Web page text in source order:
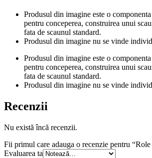
Produsul din imagine este o componenta
pentru conceperea, construirea unui
fata de scaunul standard.
Produsul din imagine nu se vinde
Produsul din imagine este o componenta
pentru conceperea, construirea unui
fata de scaunul standard.
Produsul din imagine nu se vinde
Recenzii
Nu există încă recenzii.
Fii primul care adauga o recenzie pentru
Evaluarea ta